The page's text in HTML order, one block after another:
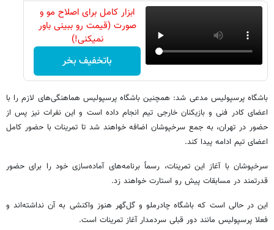
ابزار کامل برای اصلاح مو و
صورت (قیمت رو ببینی باور
نمیکنی!)
باتخفیف بخر
باشگاه پرسپولیس مدعی شد: همچنین باشگاه پرسپولیس هماهنگی‌های لازم را با
اعضای کادر فنی و بازیکنان خارجی تیم انجام داده است و این نفرات نیز پس از
حضور در تهران، به جمع سرخپوشان اضافه خواهند شد تا تمرینات با حضور کامل
اعضای تیم ادامه پیدا کند.
سرخپوشان با آغاز این تمرینات، رسماً برنامه‌های آماده‌سازی خود را برای حضور
قدرتمند در مسابقات پیش رو استارت خواهند زد.
این در حالی است که باشگاه چادرملو و گل‌گهر هنوز واکنشی به آن نداشته‌اند و
فعلا پرسپولیس مانند دور قبلی سردمدار آغاز تمرینات است.